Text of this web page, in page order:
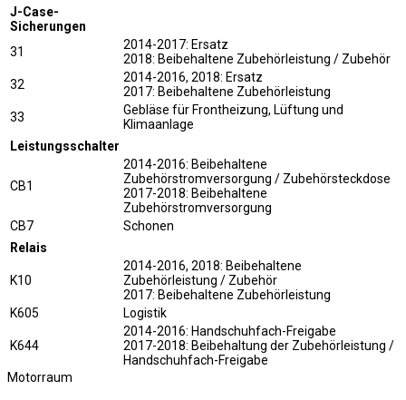
J-Case-
Sicherungen
31
2014-2017: Ersatz
2018: Beibehaltene Zubehörleistung / Zubehör
32
2014-2016, 2018: Ersatz
2017: Beibehaltene Zubehörleistung
33
Gebläse für Frontheizung, Lüftung und
Klimaanlage
Leistungsschalter
CB1
2014-2016: Beibehaltene
Zubehörstromversorgung / Zubehörsteckdose
2017-2018: Beibehaltene
Zubehörstromversorgung
CB7
Schonen
Relais
K10
2014-2016, 2018: Beibehaltene
Zubehörleistung / Zubehör
2017: Beibehaltene Zubehörleistung
K605
Logistik
K644
2014-2016: Handschuhfach-Freigabe
2017-2018: Beibehaltung der Zubehörleistung /
Handschuhfach-Freigabe
Motorraum